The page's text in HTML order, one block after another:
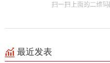
最近发表